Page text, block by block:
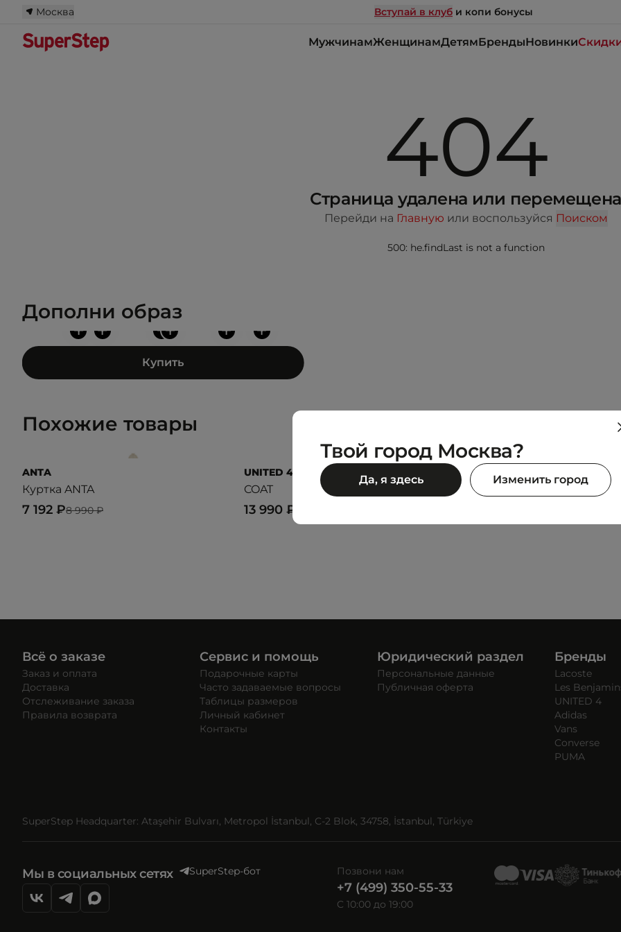
Москва Вступай в клуб и копи бонусы
МужчинамЖенщинамДетямБрендыНовинки
404
Страница удалена или перемещена
Перейди на Главную или воспользуйся Поиском
500: he.findLast is not a function
Дополни образ
+
+
+ + +
+
Купить
Похожие товары
ANTA
Куртка ANTA
8 990 ₽
7 192 ₽
UNITED 4
COAT
13 990 ₽
DICKIES
WALDENBURG
Всё о заказе
Заказ и оплата
Доставка
Отслеживание заказа
Правила возврата
Сервис и помощь
Подарочные карты
Часто задаваемые вопросы
Таблицы размеров
Личный кабинет
Контакты
Юридический раздел
Персональные данные
Публичная оферта
Бренды
Lacoste
Les
UNITED 4
Adidas
Vans
Converse
PUMA
SuperStep Headquarter: Ataşehir Bulvarı, Metropol İstanbul, C-2 Blok, 34758, İstanbul, Türkiye
Мы в социальных сетях SuperStep-бот Позвони нам
+7 (499) 350-55-33
C 10:00 до 19:00
Твой город Москва?
Да, я здесь Изменить город